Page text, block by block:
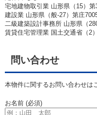
宅地建物取引業 山形県（15）第
建設業 山形県（般-27）第庄
二級建築設計事務所 山形県（
賃貸住宅管理業 国土交通省（2
問い合わせ
本物件に関するお問い合わせは
お名前 (必須)